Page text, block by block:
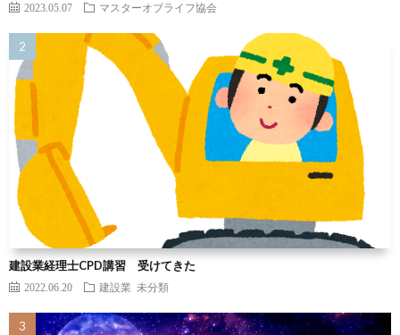
2023.05.07 マスターオブライフ協会
建設業経理士CPD講習 受けてきた
2022.06.20 建設業 未分類